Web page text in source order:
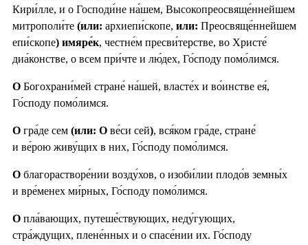
Кири́лле, и о Господи́не на́шем, Высокопреосвяще́ннейшем
митрополи́те (или: архиепи́скопе, или: Преосвяще́ннейшем
епи́скопе) имяре́к, честне́м пресви́терстве, во Христе́
диа́констве, о всем при́чте и лю́дех, Го́споду помо́лимся.
О Богохрани́мей стране́ на́шей, власте́х и во́инстве ея́,
Го́споду помо́лимся.
О гра́де сем (или: О ве́си сей), вся́ком гра́де, стране́
и ве́рою живу́щих в них, Го́споду помо́лимся.
О благорастворе́нии возду́хов, о изоби́лии плодо́в земны́х
и вре́менех ми́рных, Го́споду помо́лимся.
О пла́вающих, путеше́ствующих, неду́гующих,
стра́ждущих, плене́нных и о спасе́нии их. Го́споду